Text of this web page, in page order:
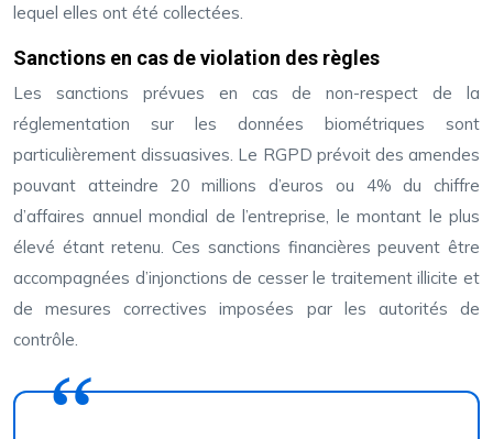
lequel elles ont été collectées.
Sanctions en cas de violation des règles
Les sanctions prévues en cas de non-respect de la
réglementation sur les données biométriques sont
particulièrement dissuasives. Le RGPD prévoit des amendes
pouvant atteindre 20 millions d’euros ou 4% du chiffre
d’affaires annuel mondial de l’entreprise, le montant le plus
élevé étant retenu. Ces sanctions financières peuvent être
accompagnées d’injonctions de cesser le traitement illicite et
de mesures correctives imposées par les autorités de
contrôle.